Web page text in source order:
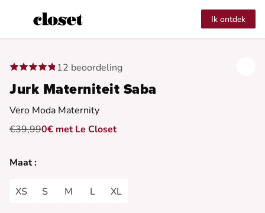
Ik ontdek
12 beoordeling
Jurk Materniteit Saba
Vero Moda Maternity
€39,990€ met Le Closet
Maat :
XS S M L XL